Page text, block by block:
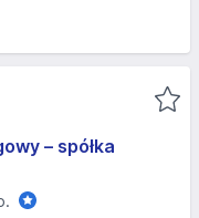
– spółka